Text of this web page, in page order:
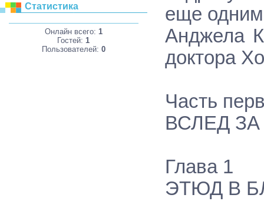
Статистика
Онлайн всего: 1
Гостей:1
Пользователей: 0
еще
Анджела
доктора
Часть
ВСЛЕД
Глава 1
ЭТЮД В